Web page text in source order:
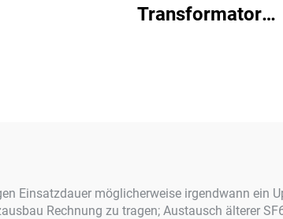
Transformator
Einsatzdauer möglicherweise irgendwann ein
Rechnung zu tragen; Austausch älterer